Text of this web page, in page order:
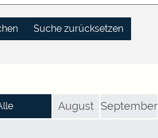
Suche zurücksetzen
August September